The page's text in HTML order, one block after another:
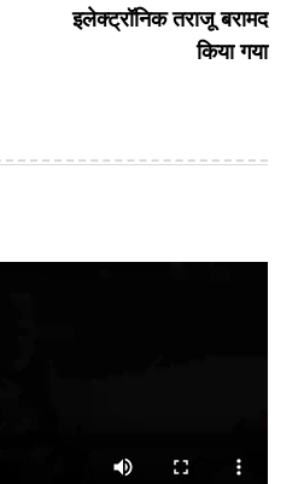
इलेक्ट्रॉनिक तराजू बरामद
किया गया